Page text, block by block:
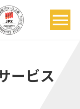
ービス